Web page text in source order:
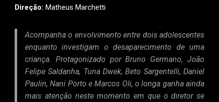
Direção: Matheus Marchetti
Acompanha o envolvimento entre dois adolescentes
enquanto investigam o desaparecimento de uma
criança. Protagonizado por Bruno Germano, João
Felipe Saldanha, Tuna Dwek, Beto Sargentelli, Daniel
Paulin, Nani Porto e Marcos Oli, o longa ganha ainda
mais atenção neste momento em que o diretor se